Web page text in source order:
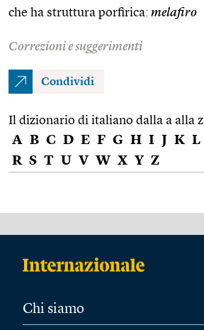
che ha struttura porfirica: melafiro
Correzioni e suggerimenti
Condividi
Il dizionario di italiano dalla a alla z
A B C D E F G H I J K L
R S T U V W X Y Z
Chi siamo